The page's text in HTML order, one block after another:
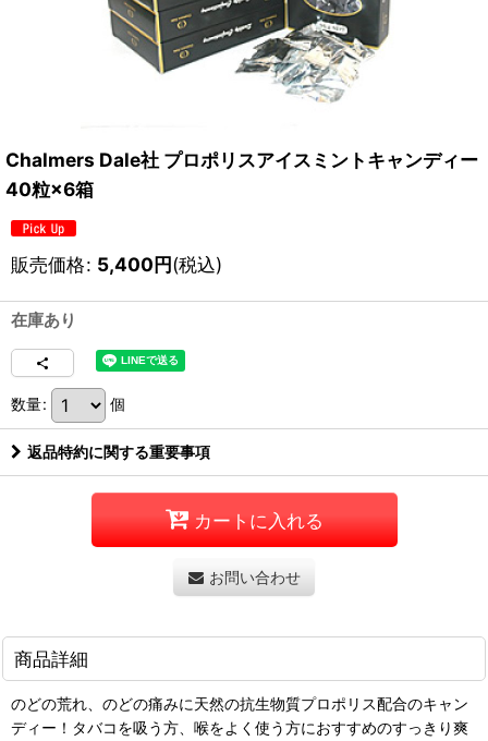
Chalmers Dale社 プロポリスアイスミントキャンディー
40粒×6箱
販売価格: 5,400円(税込)
在庫あり
数量: 個
返品特約に関する重要事項
カートに入れる
お問い合わせ
商品詳細
のどの荒れ、のどの痛みに天然の抗生物質プロポリス配合のキャン
ディー！タバコを吸う方、喉をよく使う方におすすめのすっきり爽